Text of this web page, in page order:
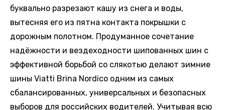
буквально разрезают кашу из снега и воды,
вытесняя его из пятна контакта покрышки с
дорожным полотном. Продуманное сочетание
надёжности и вездеходности шипованных шин с
эффективной борьбой со слякотью делают зимние
шины Viatti Brina Nordico одним из самых
сбалансированных, универсальных и безопасных
выборов для российских водителей. Учитывая всю